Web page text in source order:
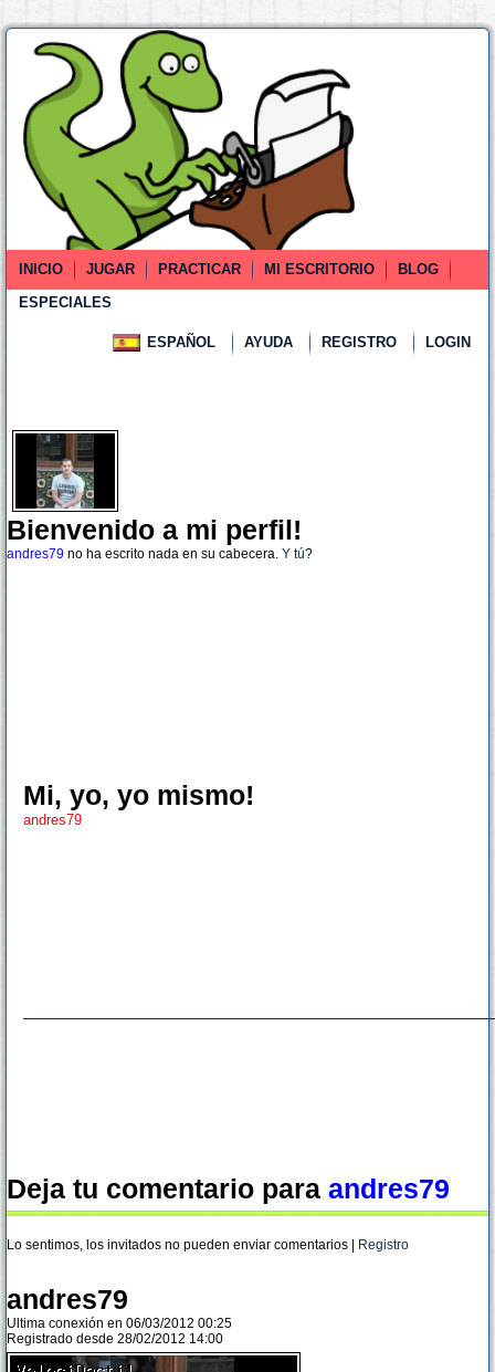
INICIO JUGAR PRACTICAR MI ESCRITORIO
BLOG
ESPECIALES
ESPAÑOL AYUDA REGISTRO LOGIN
Bienvenido a mi perfil!
andres79 no ha escrito nada en su cabecera. Y tú?
Mi, yo, yo mismo!
andres79
Deja tu comentario para andres79
Lo sentimos, los invitados no pueden enviar comentarios | Registro
andres79
Ultima conexión en 06/03/2012 00:25
Registrado desde 28/02/2012 14:00